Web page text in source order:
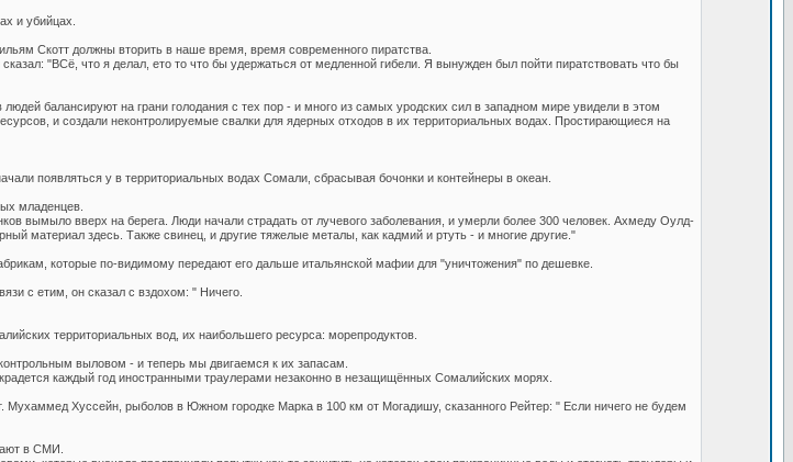
и убийцах.
Скотт должны вторить в наше время, время современного пиратства.
"ВСё, что я делал, ето то что бы удержаться от медленной гибели. Я вынужден был пойти пиратствовать что бы
балансируют на грани голодания с тех пор - и много из самых уродских сил в западном мире увидели в этом
и создали неконтролируемые свалки для ядерных отходов в их территориальных водах. Простирающиеся на
появляться у в территориальных водах Сомали, сбрасывая бочонки и контейнеры в океан.
младенцев.
вымыло вверх на берега. Люди начали страдать от лучевого заболевания, и умерли более 300 человек. Ахмеду Оулд-
материал здесь. Также свинец, и другие тяжелые металы, как кадмий и ртуть - и многие другие."
которые по-видимому передают его дальше итальянской мафии для "уничтожения" по дешевке.
с етим, он сказал с вздохом: " Ничего.
территориальных вод, их наибольшего ресурса: морепродуктов.
выловом - и теперь мы двигаемся к их запасам.
каждый год иностранными траулерами незаконно в незащищённых Сомалийских морях.
Мухаммед Хуссейн, рыболов в Южном городке Марка в 100 км от Могадишу, сказанного Рейтер: " Если ничего не будем
в СМИ.